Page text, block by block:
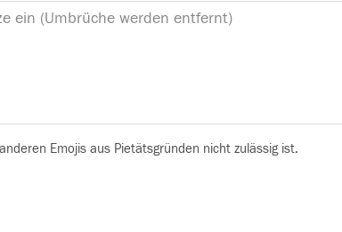
Emojis aus Pietätsgründen nicht zulässig ist.